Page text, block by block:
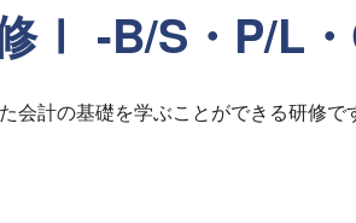
Ⅰ -B/S・P/L
会計の基礎を学ぶことができる研修で